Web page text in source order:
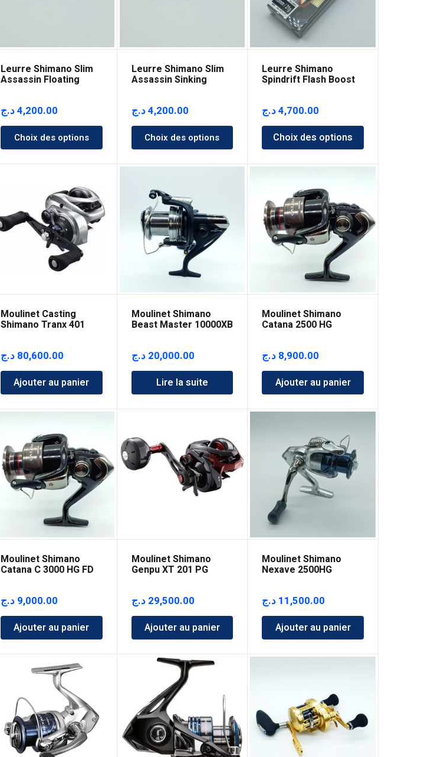
Leurre Shimano Slim
Assassin Floating
4,200.00د.ج
Choix des options
Leurre Shimano Slim
Assassin Sinking
4,200.00د.ج
Choix des options
Leurre Shimano
Spindrift Flash Boost
4,700.00د.ج
Choix des options
Moulinet Casting
Shimano Tranx 401
80,600.00 د.ج
Ajouter au panier
Moulinet Shimano
Beast Master 10000XB
20,000.00 د.ج
Lire la suite
Moulinet Shimano
Catana 2500 HG
8,900.00 د.ج
Ajouter au panier
Moulinet Shimano
Catana C 3000 HG FD
9,000.00 د.ج
Ajouter au panier
Moulinet Shimano
Genpu XT 201 PG
29,500.00 د.ج
Ajouter au panier
Moulinet Shimano
Nexave 2500HG
11,500.00 د.ج
Ajouter au panier